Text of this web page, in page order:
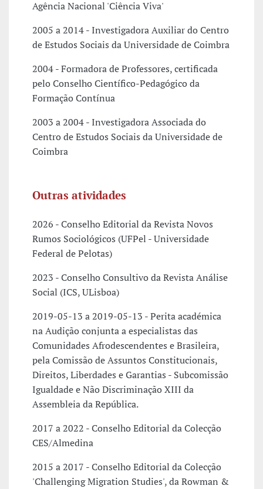
Agência Nacional 'Ciência Viva'
2005 a 2014 - Investigadora Auxiliar do Centro
de Estudos Sociais da Universidade de Coimbra
2004 - Formadora de Professores, certificada
pelo Conselho Científico-Pedagógico da
Formação Contínua
2003 a 2004 - Investigadora Associada do
Centro de Estudos Sociais da Universidade de
Coimbra
Outras atividades
2026 - Conselho Editorial da Revista Novos
Rumos Sociológicos (UFPel - Universidade
Federal de Pelotas)
2023 - Conselho Consultivo da Revista Análise
Social (ICS, ULisboa)
2019-05-13 a 2019-05-13 - Perita académica
na Audição conjunta a especialistas das
Comunidades Afrodescendentes e Brasileira,
pela Comissão de Assuntos Constitucionais,
Direitos, Liberdades e Garantias - Subcomissão
Igualdade e Não Discriminação XIII da
Assembleia da República.
2017 a 2022 - Conselho Editorial da Colecção
CES/Almedina
2015 a 2017 - Conselho Editorial da Colecção
'Challenging Migration Studies', da Rowman &